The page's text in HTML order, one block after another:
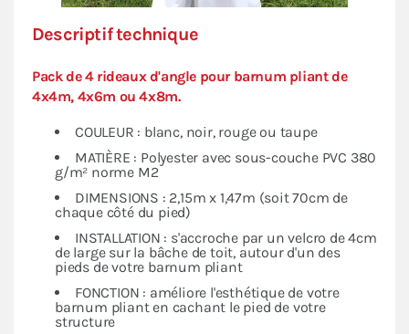
Descriptif technique
Pack de 4 rideaux d'angle pour barnum pliant de
4x4m, 4x6m ou 4x8m.
COULEUR : blanc, noir, rouge ou taupe
MATIÈRE : Polyester avec sous-couche PVC 380
g/m² norme M2
DIMENSIONS : 2,15m x 1,47m (soit 70cm de
chaque côté du pied)
INSTALLATION : s'accroche par un velcro de 4cm
de large sur la bâche de toit, autour d'un des
pieds de votre barnum pliant
FONCTION : améliore l'esthétique de votre
barnum pliant en cachant le pied de votre
structure